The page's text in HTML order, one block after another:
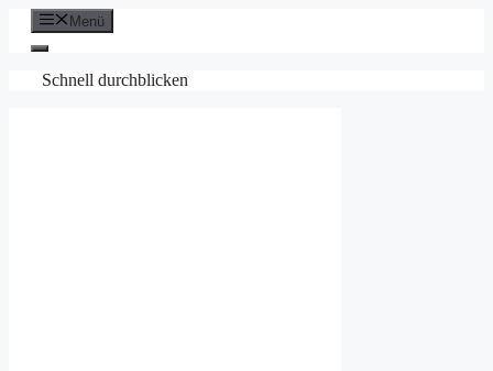
Zum
Inhalt
springen
Menü
Schnell durchblicken